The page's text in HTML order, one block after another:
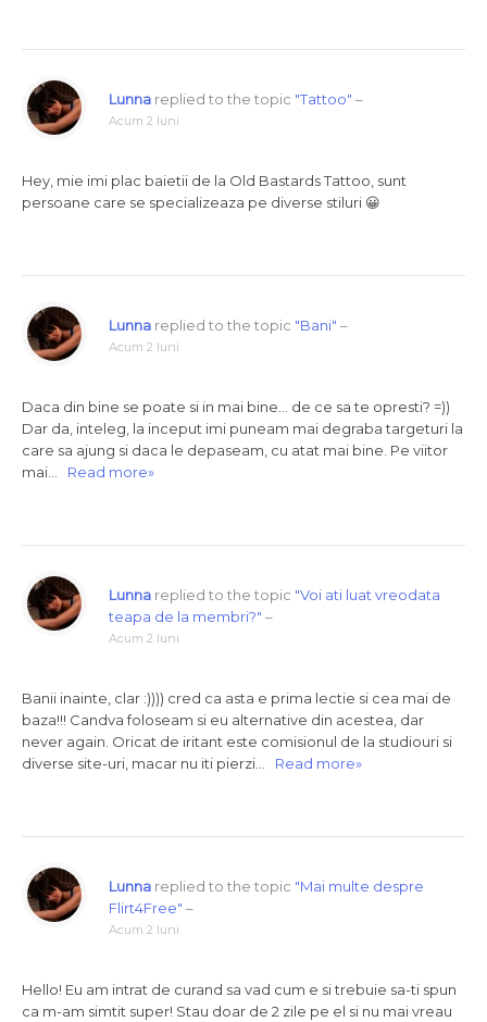
Lunna replied to the topic "Tattoo" –
Acum 2 luni
Hey, mie imi plac baietii de la Old Bastards Tattoo, sunt
persoane care se specializeaza pe diverse stiluri 😀
Lunna replied to the topic "Bani" –
Acum 2 luni
Daca din bine se poate si in mai bine… de ce sa te opresti? =))
Dar da, inteleg, la inceput imi puneam mai degraba targeturi la
care sa ajung si daca le depaseam, cu atat mai bine. Pe viitor
mai… Read more»
Lunna replied to the topic "Voi ati luat vreodata
teapa de la membri?" –
Acum 2 luni
Banii inainte, clar :)))) cred ca asta e prima lectie si cea mai de
baza!!! Candva foloseam si eu alternative din acestea, dar
never again. Oricat de iritant este comisionul de la studiouri si
diverse site-uri, macar nu iti pierzi… Read more»
Lunna replied to the topic "Mai multe despre
Flirt4Free" –
Acum 2 luni
Hello! Eu am intrat de curand sa vad cum e si trebuie sa-ti spun
ca m-am simtit super! Stau doar de 2 zile pe el si nu mai vreau